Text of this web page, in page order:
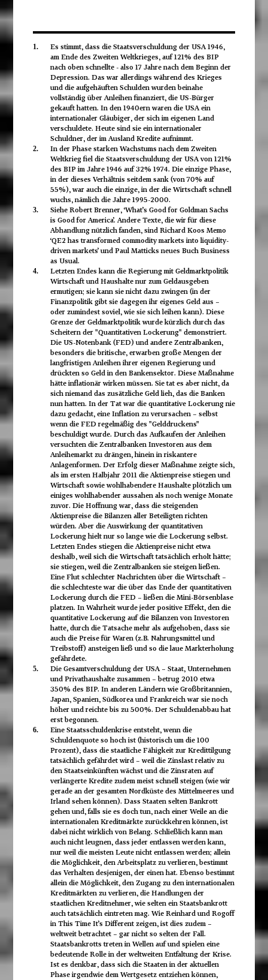
1.
Es stimmt, dass die Staatsverschuldung der USA 1946,
am Ende des Zweiten Weltkrieges, auf 121% des BIP
nach oben schnellte - also 17 Jahre nach dem Beginn der
Depression. Das war allerdings während des Krieges
und die aufgehäuften Schulden wurden beinahe
vollständig über Anleihen finanziert, die US-Bürger
gekauft hatten. In den 1940ern waren die USA ein
internationaler Gläubiger, der sich im eigenen Land
verschuldete. Heute sind sie ein internationaler
Schuldner, der im Ausland Kredite aufnimmt.
2.
In der Phase starken Wachstums nach dem Zweiten
Weltkrieg fiel die Staatsverschuldung der USA von 121%
des BIP im Jahre 1946 auf 32% 1974. Die einzige Phase,
in der dieses Verhältnis seitdem sank (von 70% auf
55%), war auch die einzige, in der die Wirtschaft schnell
wuchs, nämlich die Jahre 1995-2000.
3.
Siehe Robert Brenner, ‘What’s Good for Goldman Sachs
is Good for America’. Andere Texte, die wir für diese
Abhandlung nützlich fanden, sind Richard Koos Memo
‘QE2 has transformed commodity markets into liquidity-
driven markets’ und Paul Matticks neues Buch Business
as Usual.
4.
Letzten Endes kann die Regierung mit Geldmarktpolitik
Wirtschaft und Haushalte nur zum Geldausgeben
ermutigen; sie kann sie nicht dazu zwingen (in der
Finanzpolitik gibt sie dagegen ihr eigenes Geld aus –
oder zumindest soviel, wie sie sich leihen kann). Diese
Grenze der Geldmarktpolitik wurde kürzlich durch das
Scheitern der "Quantitativen Lockerung" demonstriert.
Die US-Notenbank (FED) und andere Zentralbanken,
besonders die britische, erwarben große Mengen der
langfristigen Anleihen ihrer eigenen Regierung und
drückten so Geld in den Bankensektor. Diese Maßnahme
hätte inflationär wirken müssen. Sie tat es aber nicht, da
sich niemand das zusätzliche Geld lieh, das die Banken
nun hatten. In der Tat war die quantitative Lockerung nie
dazu gedacht, eine Inflation zu verursachen – selbst
wenn die FED regelmäßig des "Gelddruckens"
beschuldigt wurde. Durch das Aufkaufen der Anleihen
versuchten die Zentralbanken Investoren aus dem
Anleihemarkt zu drängen, hinein in riskantere
Anlagenformen. Der Erfolg dieser Maßnahme zeigte sich,
als im ersten Halbjahr 2011 die Aktienpreise stiegen und
Wirtschaft sowie wohlhabendere Haushalte plötzlich um
einiges wohlhabender aussahen als noch wenige Monate
zuvor. Die Hoffnung war, dass die steigenden
Aktienpreise die Bilanzen aller Beteiligten richten
würden. Aber die Auswirkung der quantitativen
Lockerung hielt nur so lange wie die Lockerung selbst.
Letzten Endes stiegen die Aktienpreise nicht etwa
deshalb, weil sich die Wirtschaft tatsächlich erholt hätte;
sie stiegen, weil die Zentralbanken sie steigen ließen.
Eine Flut schlechter Nachrichten über die Wirtschaft –
die schlechteste war die über das Ende der quantitativen
Lockerung durch die FED – ließen die Mini-Börsenblase
platzen. In Wahrheit wurde jeder positive Effekt, den die
quantitative Lockerung auf die Bilanzen von Investoren
hatte, durch die Tatsache mehr als aufgehoben, dass sie
auch die Preise für Waren (z.B. Nahrungsmittel und
Treibstoff) ansteigen ließ und so die laue Markterholung
gefährdete.
5.
Die Gesamtverschuldung der USA – Staat, Unternehmen
und Privathaushalte zusammen – betrug 2010 etwa
350% des BIP. In anderen Ländern wie Großbritannien,
Japan, Spanien, Südkorea und Frankreich war sie noch
höher und reichte bis zu 500%. Der Schuldenabbau hat
erst begonnen.
6.
Eine Staatsschuldenkrise entsteht, wenn die
Schuldenquote so hoch ist (historisch um die 100
Prozent), dass die staatliche Fähigkeit zur Kredittilgung
tatsächlich gefährdet wird – weil die Zinslast relativ zu
den Staatseinkünften wächst und die Zinsraten auf
verlängerte Kredite zudem meist schnell steigen (wie wir
gerade an der gesamten Nordküste des Mittelmeeres und
Irland sehen können). Dass Staaten selten Bankrott
gehen und, falls sie es doch tun, nach einer Weile an die
internationalen Kreditmärkte zurückkehren können, ist
dabei nicht wirklich von Belang. Schließlich kann man
auch nicht leugnen, dass jeder entlassen werden kann,
nur weil die meisten Leute nicht entlassen werden; allein
die Möglichkeit, den Arbeitsplatz zu verlieren, bestimmt
das Verhalten desjenigen, der einen hat. Ebenso bestimmt
allein die Möglichkeit, den Zugang zu den internationalen
Kreditmärkten zu verlieren, die Handlungen der
staatlichen Kreditnehmer, wie selten ein Staatsbankrott
auch tatsächlich eintreten mag. Wie Reinhard und Rogoff
in This Time It’s Different zeigen, ist dies zudem –
weltweit betrachtet – gar nicht so selten der Fall.
Staatsbankrotts treten in Wellen auf und spielen eine
bedeutende Rolle in der weltweiten Entfaltung der Krise.
Ist es denkbar, dass sich die Staaten in der aktuellen
Phase irgendwie dem Wertgesetz entziehen können,